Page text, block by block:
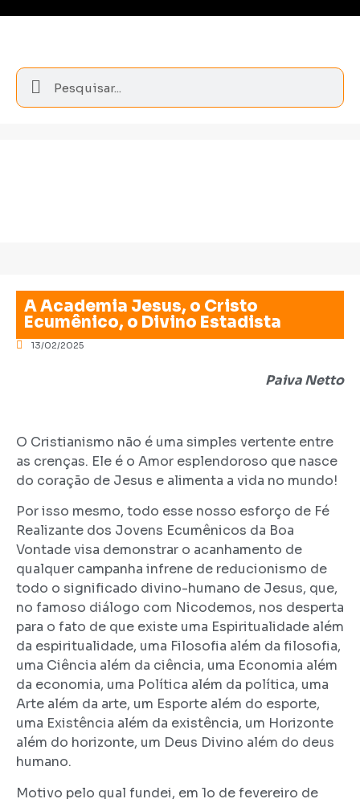
A Academia Jesus, o Cristo
Ecumênico, o Divino Estadista
13/02/2025
Paiva Netto
O Cristianismo não é uma simples vertente entre
as crenças. Ele é o Amor esplendoroso que nasce
do coração de Jesus e alimenta a vida no mundo!
Por isso mesmo, todo esse nosso esforço de Fé
Realizante dos Jovens Ecumênicos da Boa
Vontade visa demonstrar o acanhamento de
qualquer campanha infrene de reducionismo de
todo o significado divino-humano de Jesus, que,
no famoso diálogo com Nicodemos, nos desperta
para o fato de que existe uma Espiritualidade além
da espiritualidade, uma Filosofia além da filosofia,
uma Ciência além da ciência, uma Economia além
da economia, uma Política além da política, uma
Arte além da arte, um Esporte além do esporte,
uma Existência além da existência, um Horizonte
além do horizonte, um Deus Divino além do deus
humano.
Motivo pelo qual fundei, em 1o de fevereiro de